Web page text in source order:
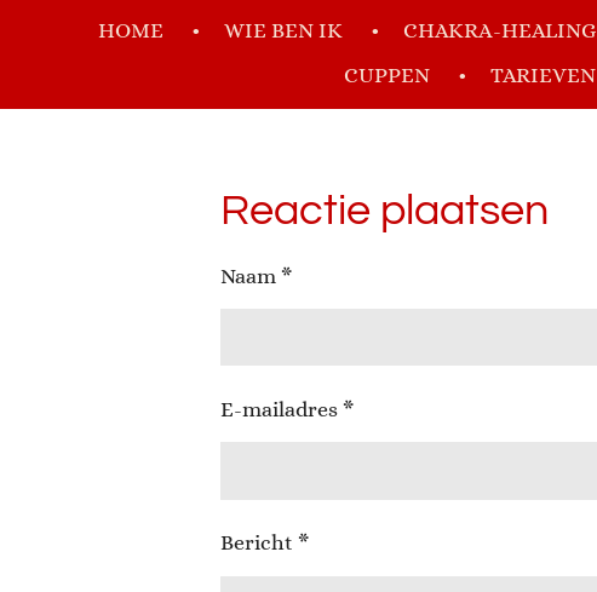
HOME WIE BEN IK CHAKRA-HEALING
CUPPEN
TARIEVEN
Reactie plaatsen
Naam *
E-mailadres *
Bericht *